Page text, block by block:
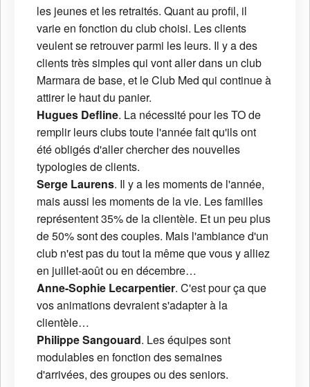
les jeunes et les retraités. Quant au profil, il
varie en fonction du club choisi. Les clients
veulent se retrouver parmi les leurs. Il y a des
clients très simples qui vont aller dans un club
Marmara de base, et le Club Med qui continue à
attirer le haut du panier.
Hugues Defline. La nécessité pour les TO de
remplir leurs clubs toute l'année fait qu'ils ont
été obligés d'aller chercher des nouvelles
typologies de clients.
Serge Laurens. Il y a les moments de l'année,
mais aussi les moments de la vie. Les familles
représentent 35% de la clientèle. Et un peu plus
de 50% sont des couples. Mais l'ambiance d'un
club n'est pas du tout la même que vous y alliez
en juillet-août ou en décembre…
Anne-Sophie Lecarpentier. C'est pour ça que
vos animations devraient s'adapter à la
clientèle…
Philippe Sangouard. Les équipes sont
modulables en fonction des semaines
d'arrivées, des groupes ou des seniors.